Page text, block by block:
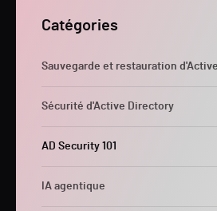
Catégories
Sauvegarde et restauration
Sécurité d'Active Directory
AD Security 101
IA agentique